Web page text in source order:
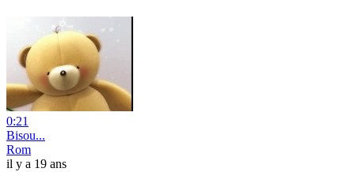
0:21
Bisou...
Rom
il y a 19 ans